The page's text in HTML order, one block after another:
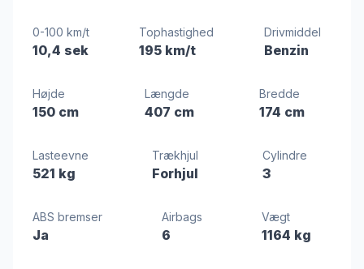
0-100 km/t
10,4 sek
Tophastighed
195 km/t
Drivmiddel
Benzin
Højde
150 cm
Længde
407 cm
Bredde
174 cm
Lasteevne
521 kg
Trækhjul
Forhjul
Cylindre
3
ABS bremser
Ja
Airbags
6
Vægt
1164 kg